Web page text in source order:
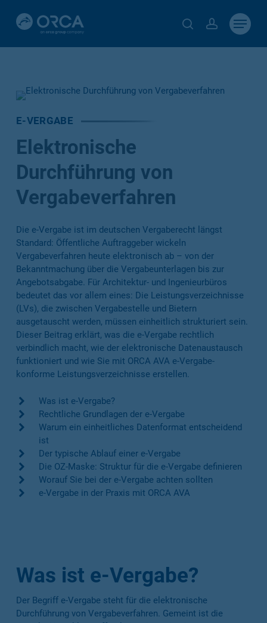
content
searchaccount
Menu
E-VERGABE
Elektronische
Durchführung von
Vergabeverfahren
Die e-Vergabe ist im deutschen Vergaberecht längst
Standard: Öffentliche Auftraggeber wickeln
Vergabeverfahren heute elektronisch ab – von der
Bekanntmachung über die Vergabeunterlagen bis zur
Angebotsabgabe. Für Architektur- und Ingenieurbüros
bedeutet das vor allem eines: Die Leistungsverzeichnisse
(LVs), die zwischen Vergabestelle und Bietern
ausgetauscht werden, müssen einheitlich strukturiert sein.
Dieser Beitrag erklärt, was die e-Vergabe rechtlich
verbindlich macht, wie der elektronische Datenaustausch
funktioniert und wie Sie mit ORCA AVA e-Vergabe-
konforme Leistungsverzeichnisse erstellen.
Was ist e-Vergabe?
Rechtliche Grundlagen der e-Vergabe
Warum ein einheitliches Datenformat entscheidend
ist
Der typische Ablauf einer e-Vergabe
Die OZ-Maske: Struktur für die e-Vergabe definieren
Worauf Sie bei der e-Vergabe achten sollten
e-Vergabe in der Praxis mit ORCA AVA
Was ist e-Vergabe?
Der Begriff e-Vergabe steht für die elektronische
Durchführung von Vergabeverfahren. Gemeint ist die